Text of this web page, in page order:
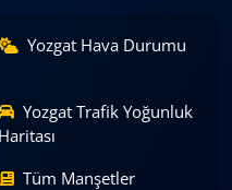
Yozgat Hava Durumu
Yozgat Trafik Yoğunluk
Haritası
Tüm Manşetler